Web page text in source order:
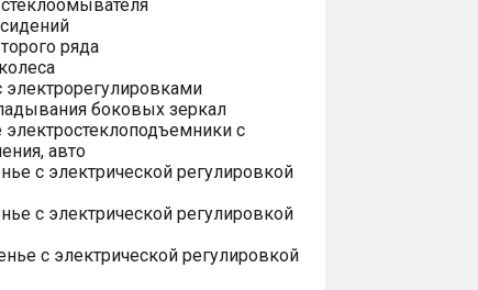
ряда
боковых зеркал
с
авто
с электрической регулировкой
с электрической регулировкой
с электрической регулировкой